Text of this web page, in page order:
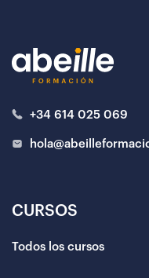
+34 614 025 069
CURSOS
Todos los cursos